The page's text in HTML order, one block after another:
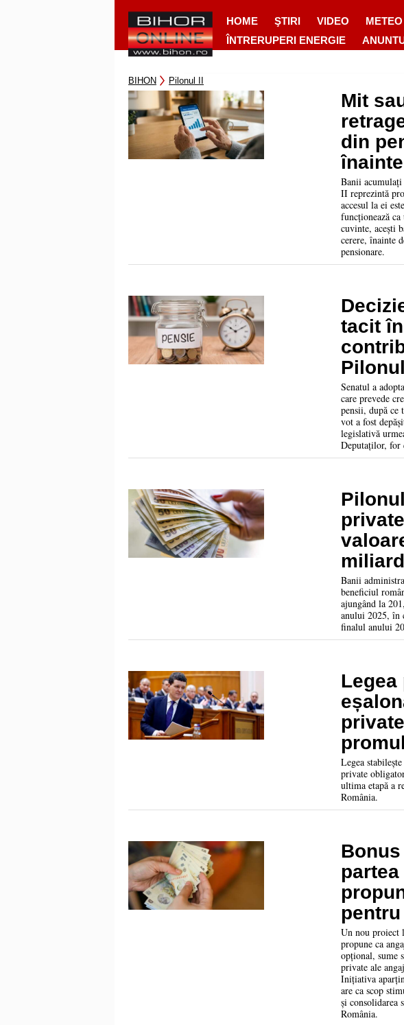
HOME ŞTIRI VIDEO METEO
ÎNTRERUPERI ENERGIE
BIHON Pilonul II
Mit
din
Banii
II reprezintă
accesul la ei
funcționează
cuvinte, acești
cerere, înainte
pensionare.
tacit
Senatul a
care prevede
pensii, după ce
vot a fost
legislativă
Deputaților, for
anul
Banii
beneficiul
ajungând la
anului 2025, în
finalul anului
Legea
Legea
private
ultima etapă a
România.
Un nou proiect
propune ca
opțional, sume
private ale
Inițiativa
are ca scop
și consolidarea
România.